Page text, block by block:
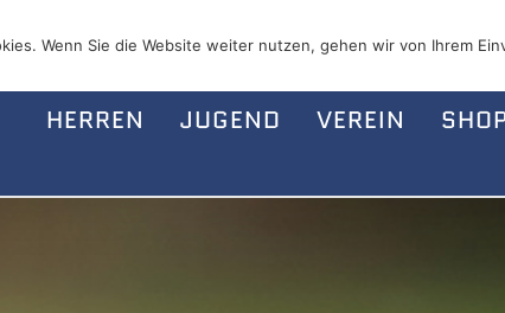
HERREN JUGEND VEREIN SHOP
Wenn Sie die Website weiter nutzen, gehen wir von Ihrem